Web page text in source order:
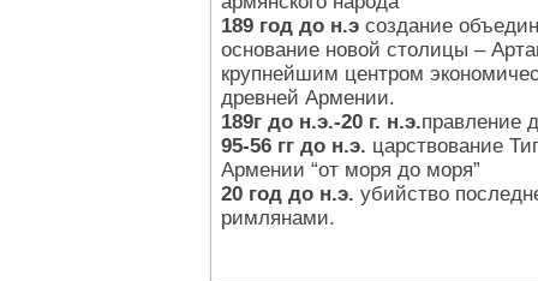
189 год до н.э создание
основание новой столицы –
крупнейшим центром
древней Армении.
189г до н.э.-20 г. н.э.правление
95-56 гг до н.э. царствование
Армении “от моря до моря”
20 год до н.э. убийство
римлянами.